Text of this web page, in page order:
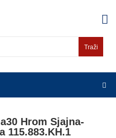
Traži
Hrom Sjajna-
115.883.KH.1